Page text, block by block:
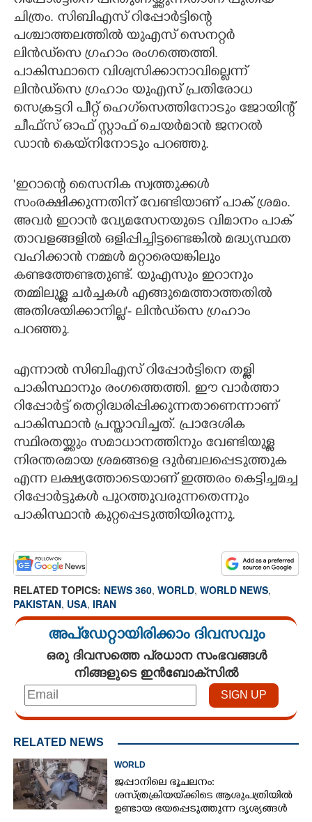
ചിത്രം. സിബിഎസ് റിപ്പോർട്ടിന്റെ
പശ്ചാത്തലത്തിൽ യുഎസ് സെനറ്റർ
ലിൻഡ്‌സെ ഗ്രഹാം രംഗത്തെത്തി.
പാകിസ്ഥാനെ വിശ്വസിക്കാനാവില്ലെന്ന്
ലിൻഡ്‌സെ ഗ്രഹാം യുഎസ് പ്രതിരോധ
സെക്രട്ടറി പീറ്റ് ഹെഗ്‌സെത്തിനോടും ജോയിന്റ്
ചീഫ്സ് ഓഫ് സ്റ്റാഫ് ചെയർമാൻ ജനറൽ
ഡാൻ കെയ്നിനോടും പറഞ്ഞു.
'ഇറാന്റെ സൈനിക സ്വത്തുക്കൾ
സംരക്ഷിക്കുന്നതിന് വേണ്ടിയാണ് പാക് ശ്രമം.
അവർ ഇറാൻ വ്യേമസേനയുടെ വിമാനം പാക്
താവളങ്ങളിൽ ഒളിപ്പിച്ചിട്ടണ്ടെങ്കിൽ മദ്ധ്യസ്ഥത
വഹിക്കാൻ നമ്മൾ മറ്റാരെയങ്കിലും
കണ്ടത്തേണ്ടതുണ്ട്. യുഎസും ഇറാനും
തമ്മിലുള്ള ചർച്ചകൾ എങ്ങുമെത്താത്തതിൽ
അതിശയിക്കാനില്ല'- ലിൻഡ്‌സെ ഗ്രഹാം
പറഞ്ഞു.
എന്നാൽ സിബിഎസ് റിപ്പോർട്ടിനെ തള്ളി
പാകിസ്ഥാനും രംഗത്തെത്തി. ഈ വാർത്താ
റിപ്പോർട്ട് തെറ്റിദ്ധരിപ്പിക്കുന്നതാണെന്നാണ്
പാകിസ്ഥാൻ പ്രസ്താവിച്ചത്. പ്രാദേശിക
സ്ഥിരതയ്ക്കും സമാധാനത്തിനും വേണ്ടിയുള്ള
നിരന്തരമായ ശ്രമങ്ങളെ ദുർബലപ്പെടുത്തുക
എന്ന ലക്ഷ്യത്തോടെയാണ് ഇത്തരം കെട്ടിച്ചമച്ച
റിപ്പോർട്ടുകൾ പുറത്തുവരുന്നതെന്നും
പാകിസ്ഥാൻ കുറ്റപ്പെടുത്തിയിരുന്നു.
RELATED TOPICS: NEWS 360, WORLD, WORLD NEWS,
PAKISTAN, USA, IRAN
അപ്ഡേറ്റായിരിക്കാം ദിവസവും
ഒരു ദിവസത്തെ പ്രധാന സംഭവങ്ങൾ
നിങ്ങളുടെ ഇൻബോക്സിൽ
RELATED NEWS
WORLD
ജപ്പാനിലെ ഭൂചലനം:
ശസ്ത്രക്രിയ‌യ്‌ക്കി‌ടെ ആശുപത്രിയിൽ
ഉണ്ടായ ഭയപ്പെടുത്തുന്ന ദൃശ്യങ്ങൾ